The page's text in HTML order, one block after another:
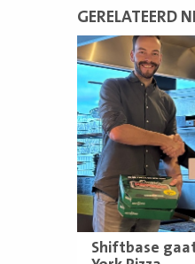
GERELATEERD
Shiftbase
Lees
meer